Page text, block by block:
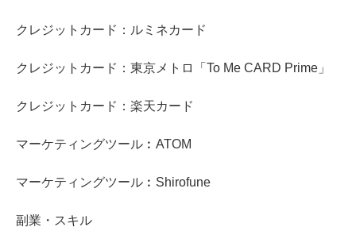
クレジットカード：ルミネカード
クレジットカード：東京メトロ「To Me CARD Prime」
クレジットカード：楽天カード
マーケティングツール︰ATOM
マーケティングツール︰Shirofune
副業・スキル